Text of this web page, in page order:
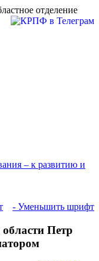
отделение
- Уменьшить шрифт
Петр